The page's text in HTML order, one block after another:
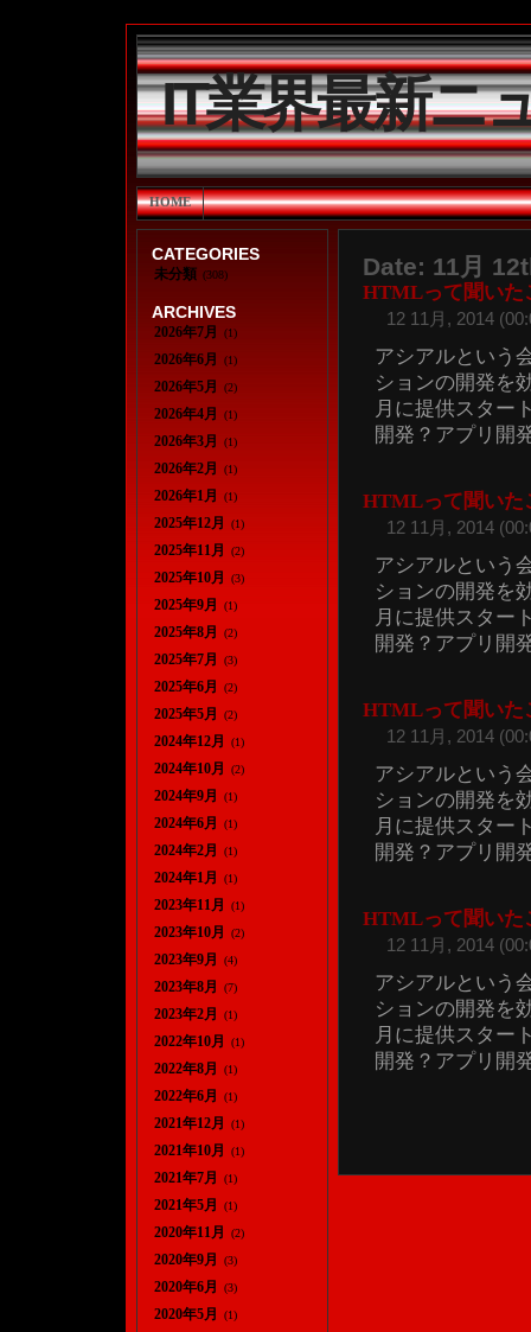
IT業界最新ニ
HOME
Date: 11月
HTMLって聞いた
12 11月, 2014
アシアルという
ションの開発を
月に提供スター
開発？アプリ開
HTMLって聞いた
12 11月, 2014
アシアルという
ションの開発を
月に提供スター
開発？アプリ開
HTMLって聞いた
12 11月, 2014
アシアルという
ションの開発を
月に提供スター
開発？アプリ開
HTMLって聞いた
12 11月, 2014
アシアルという
ションの開発を
月に提供スター
開発？アプリ開
CATEGORIES
未分類 (308)
ARCHIVES
2026年7月 (1)
2026年6月 (1)
2026年5月 (2)
2026年4月 (1)
2026年3月 (1)
2026年2月 (1)
2026年1月 (1)
2025年12月 (1)
2025年11月 (2)
2025年10月 (3)
2025年9月 (1)
2025年8月 (2)
2025年7月 (3)
2025年6月 (2)
2025年5月 (2)
2024年12月 (1)
2024年10月 (2)
2024年9月 (1)
2024年6月 (1)
2024年2月 (1)
2024年1月 (1)
2023年11月 (1)
2023年10月 (2)
2023年9月 (4)
2023年8月 (7)
2023年2月 (1)
2022年10月 (1)
2022年8月 (1)
2022年6月 (1)
2021年12月 (1)
2021年10月 (1)
2021年7月 (1)
2021年5月 (1)
2020年11月 (2)
2020年9月 (3)
2020年6月 (3)
2020年5月 (1)